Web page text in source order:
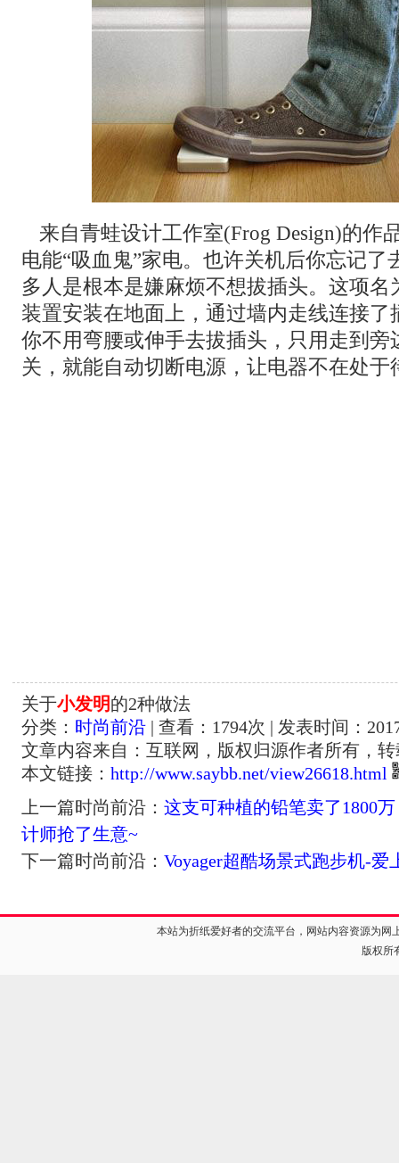
来自青蛙设计工作室(Frog Design)的作
电能“吸血鬼”家电。也许关机后你忘记了
多人是根本是嫌麻烦不想拔插头。这项名
装置安装在地面上，通过墙内走线连接了
你不用弯腰或伸手去拔插头，只用走到旁
关，就能自动切断电源，让电器不在处于
关于小发明的2种做法
分类： 时尚前沿| 查看： 1794次 | 发表时间：
文章内容来自：互联网，版权归源作者所有，
本文链接： http://www.saybb.net/view26618.html
上一篇时尚前沿： 这支可种植的铅笔卖了1800
计师抢了生意~
下一篇时尚前沿： Voyager超酷场景式跑步机-爱
本站为折纸爱好者的交流平台，网站内容资源为
版权所